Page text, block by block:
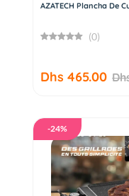
AZATECH Plancha De
(0)
Dhs 465.00
-24%